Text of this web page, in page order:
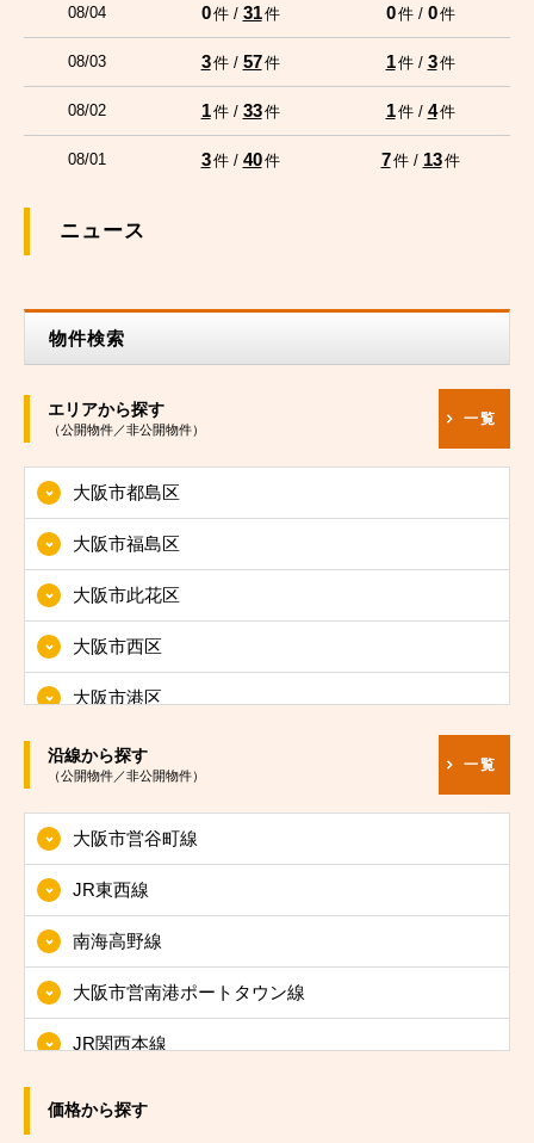
08/04 0件 / 31件 0件 / 0件
08/03 3件 / 57件 1件 / 3件
08/02 1件 / 33件 1件 / 4件
08/01 3件 / 40件 7件 / 13件
ニュース
物件検索
エリアから探す
（公開物件／非公開物件）
一覧
大阪市都島区
大阪市福島区
大阪市此花区
大阪市西区
大阪市港区
大阪市大正区
大阪市浪速区
大阪市西淀川区
大阪市東淀川区
大阪市東成区
大阪市生野区
大阪市旭区
沿線から探す
（公開物件／非公開物件）
一覧
大阪市営谷町線
JR東西線
南海高野線
大阪市営南港ポートタウン線
JR関西本線
価格から探す